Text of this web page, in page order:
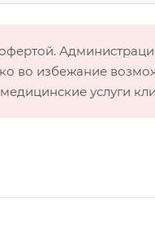
во избежание
услуги